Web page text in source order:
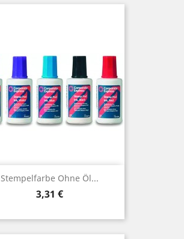
Stempelfarbe Ohne Öl...
Preis
3,31 €